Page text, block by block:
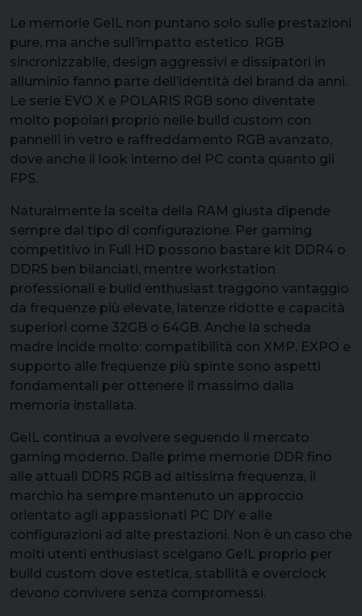
Le memorie GeIL non puntano solo sulle prestazioni
pure, ma anche sull’impatto estetico. RGB
sincronizzabile, design aggressivi e dissipatori in
alluminio fanno parte dell’identità del brand da anni.
Le serie EVO X e POLARIS RGB sono diventate
molto popolari proprio nelle build custom con
pannelli in vetro e raffreddamento RGB avanzato,
dove anche il look interno del PC conta quanto gli
FPS.
Naturalmente la scelta della RAM giusta dipende
sempre dal tipo di configurazione. Per gaming
competitivo in Full HD possono bastare kit DDR4 o
DDR5 ben bilanciati, mentre workstation
professionali e build enthusiast traggono vantaggio
da frequenze più elevate, latenze ridotte e capacità
superiori come 32GB o 64GB. Anche la scheda
madre incide molto: compatibilità con XMP, EXPO e
supporto alle frequenze più spinte sono aspetti
fondamentali per ottenere il massimo dalla
memoria installata.
GeIL continua a evolvere seguendo il mercato
gaming moderno. Dalle prime memorie DDR fino
alle attuali DDR5 RGB ad altissima frequenza, il
marchio ha sempre mantenuto un approccio
orientato agli appassionati PC DIY e alle
configurazioni ad alte prestazioni. Non è un caso che
molti utenti enthusiast scelgano GeIL proprio per
build custom dove estetica, stabilità e overclock
devono convivere senza compromessi.